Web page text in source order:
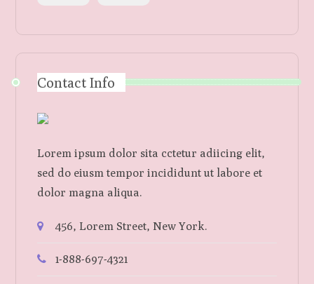
Contact Info
Lorem ipsum dolor sita cctetur adiicing elit,
sed do eiusm tempor incididunt ut labore et
dolor magna aliqua.
456, Lorem Street, New York.
1-888-697-4321